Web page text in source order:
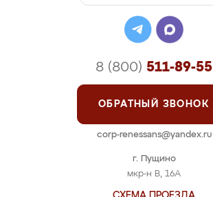
г. Пущино
мкр-н В, 16А
8 (800) 511-89-55
ОБРАТНЫЙ ЗВОНОК
corp-renessans@yandex.ru